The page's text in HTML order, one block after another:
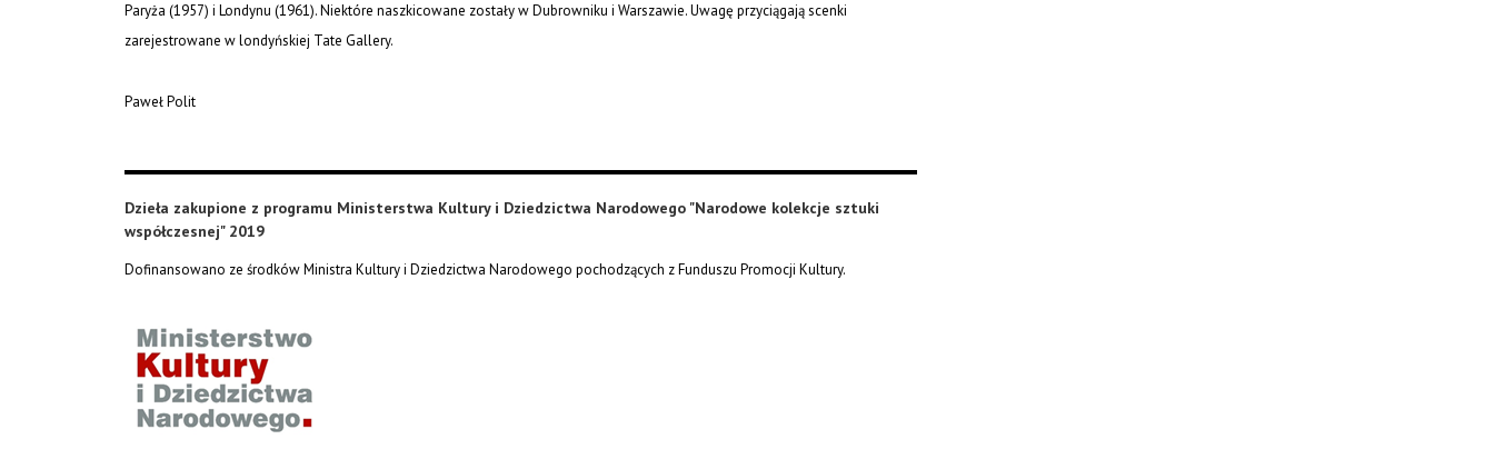
Paryża (1957) i Londynu (1961). Niektóre naszkicowane zostały w Dubrowniku i Warszawie. Uwagę przyciągają scenki
zarejestrowane w londyńskiej Tate Gallery.
Paweł Polit
Dzieła zakupione z programu Ministerstwa Kultury i Dziedzictwa Narodowego "Narodowe kolekcje sztuki
współczesnej" 2019
Dofinansowano ze środków Ministra Kultury i Dziedzictwa Narodowego pochodzących z Funduszu Promocji Kultury.